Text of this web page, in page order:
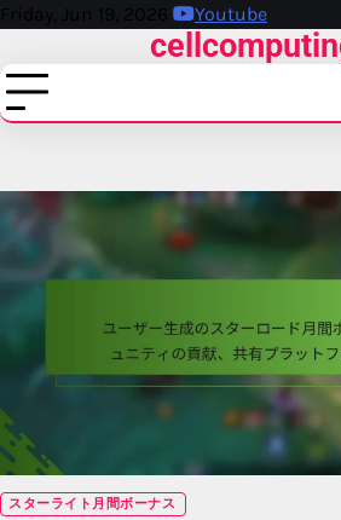
Skip
content
Friday, Jun 19, 2026 Youtube
スターライト月間ボーナス